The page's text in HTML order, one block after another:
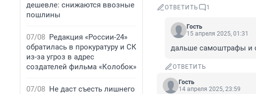
дешевле: снижаются ввозные
пошлины
07/08 Редакция «России-24»
обратилась в прокуратуру и СК
из-за угроз в адрес
создателей фильма «Колобок»
07/08 Не даст съесть лишнего
ОТВЕТИТЬ 1
Гость
15 апреля 2025, 01:31
дальше самоштрафы и
ОТВЕТИТЬ
Гость
14 апреля 2025, 23:59